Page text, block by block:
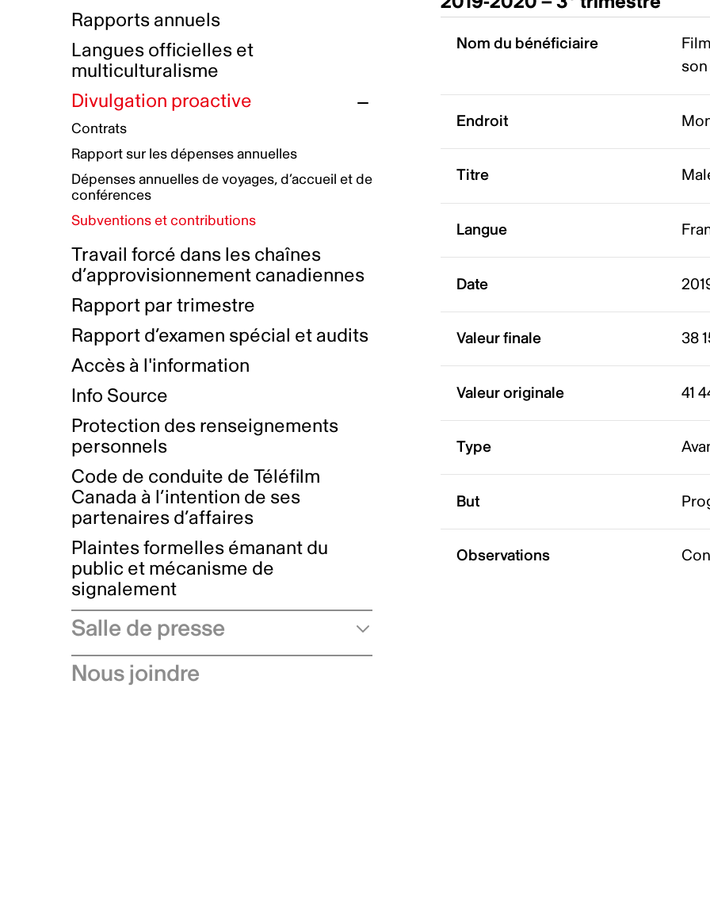
Initiatives autochtones
Plan de réconciliation autochtone
Groupe de travail autochtone
Principes directeurs sur le
harcèlement
Plan d’action pour la parité
Plan d'équité, de diversité,
d'inclusion et d'accessibilité
Boîte à outils pour le récit authentique
Collecte de données et l’auto-identification
Plan d'accessibilité
Rémunération et avantages
Prix et certifications
Nos valeurs d’entreprise
Rapports annuels
Langues officielles et
multiculturalisme
Divulgation proactive
Contrats
Rapport sur les dépenses annuelles
Dépenses annuelles de voyages, d’accueil et de
conférences
Subventions et contributions
Travail forcé dans les chaînes
d’approvisionnement canadiennes
Rapport par trimestre
Rapport d’examen spécial et audits
Accès à l'information
Info Source
Protection des renseignements
personnels
Code de conduite de Téléfilm
Canada à l’intention de ses
partenaires d’affaires
Plaintes formelles émanant du
public et mécanisme de
signalement
Salle de presse
Communiqués de presse
Nous joindre
Nom du bénéficiaire
Endroit
Titre
Langue
Date
Valeur finale 38
Valeur originale 41
Type
But
Observations